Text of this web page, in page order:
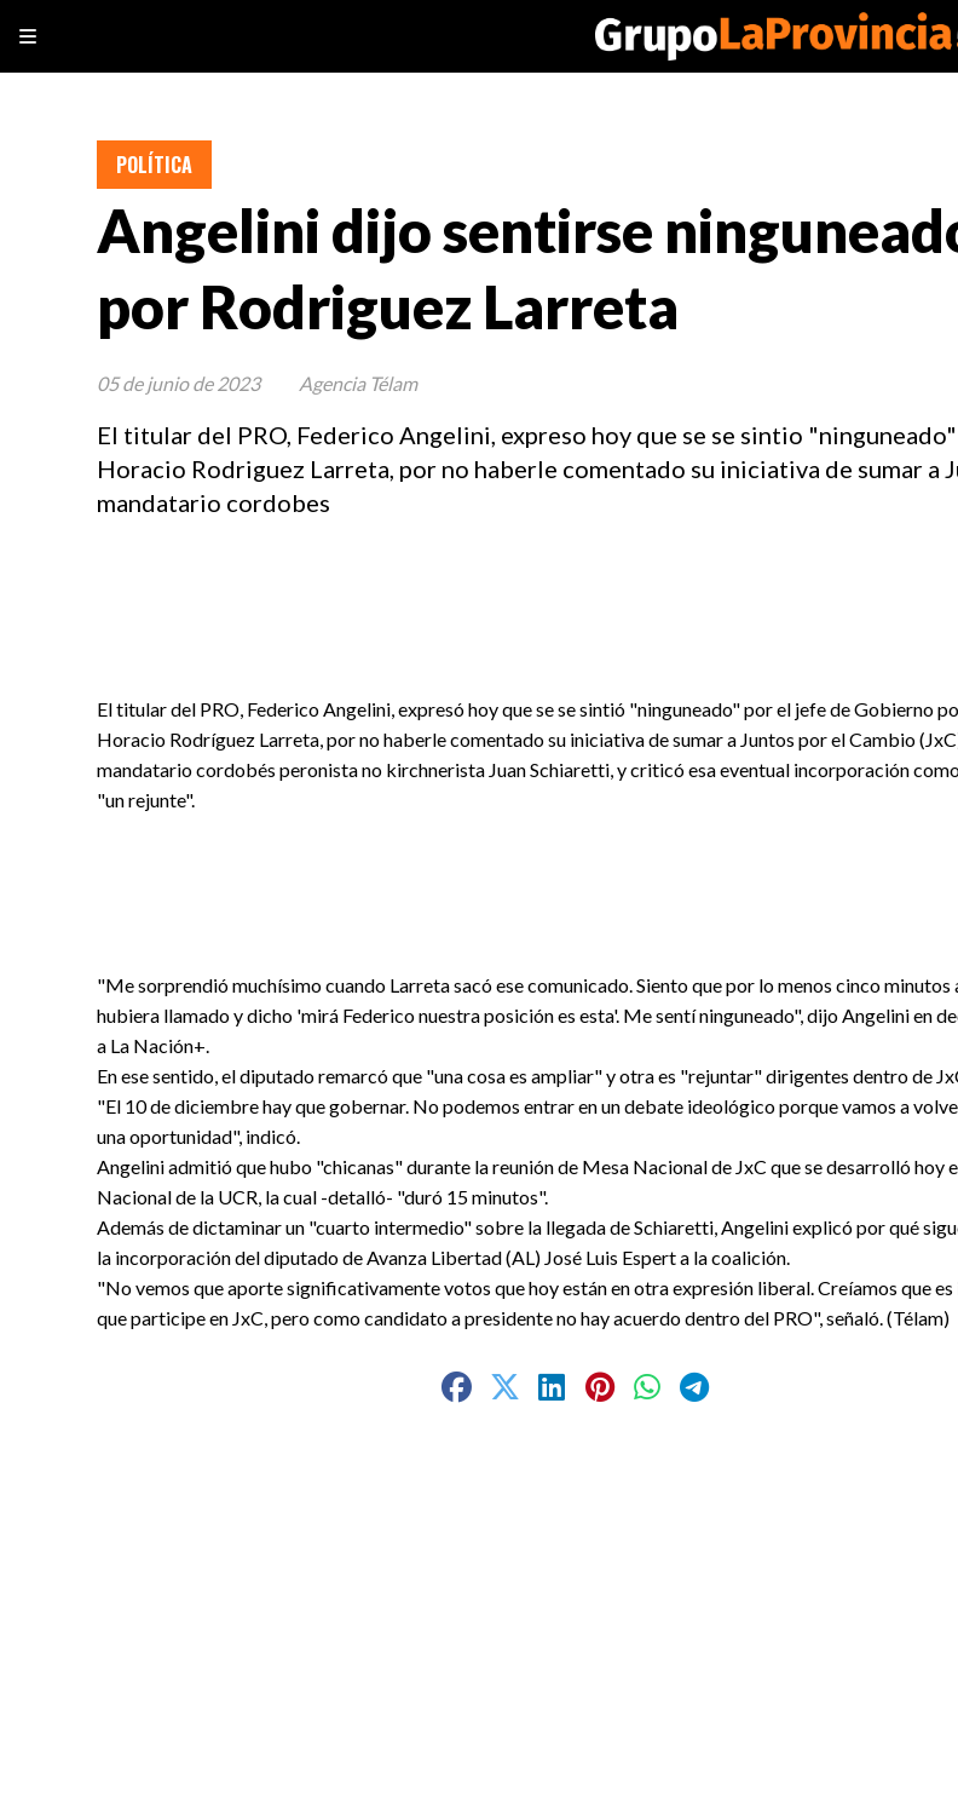
Angelini dijo sentirse
por Rodriguez Larreta
El titular del PRO, Federico Angelini, expreso hoy que se se sintio
Horacio Rodriguez Larreta, por no haberle comentado su iniciativa de sumar a
mandatario cordobes
POLÍTICA
05 de junio de 2023 Agencia Télam
El titular del PRO, Federico Angelini, expresó hoy que se se sintió "ninguneado" por el jefe de Gobierno
Horacio Rodríguez Larreta, por no haberle comentado su iniciativa de sumar a Juntos por el Cambio
mandatario cordobés peronista no kirchnerista Juan Schiaretti, y criticó esa eventual incorporación
"un rejunte".
"Me sorprendió muchísimo cuando Larreta sacó ese comunicado. Siento que por lo menos cinco minutos
hubiera llamado y dicho 'mirá Federico nuestra posición es esta'. Me sentí ninguneado", dijo Angelini en
a La Nación+.
En ese sentido, el diputado remarcó que "una cosa es ampliar" y otra es "rejuntar" dirigentes dentro de
"El 10 de diciembre hay que gobernar. No podemos entrar en un debate ideológico porque vamos a
una oportunidad", indicó.
Angelini admitió que hubo "chicanas" durante la reunión de Mesa Nacional de JxC que se desarrolló hoy
Nacional de la UCR, la cual -detalló- "duró 15 minutos".
Además de dictaminar un "cuarto intermedio" sobre la llegada de Schiaretti, Angelini explicó por qué
la incorporación del diputado de Avanza Libertad (AL) José Luis Espert a la coalición.
"No vemos que aporte significativamente votos que hoy están en otra expresión liberal. Creíamos que
que participe en JxC, pero como candidato a presidente no hay acuerdo dentro del PRO", señaló. (Télam)